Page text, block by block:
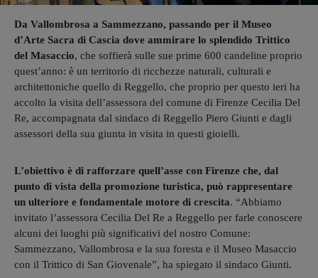
Da Vallombrosa a Sammezzano, passando per il Museo
d’Arte Sacra di Cascia dove ammirare lo splendido Trittico
del Masaccio, che soffierà sulle sue prime 600 candeline proprio
quest’anno: è un territorio di ricchezze naturali, culturali e
architettoniche quello di Reggello, che proprio per questo ieri ha
accolto la visita dell’assessora del comune di Firenze Cecilia Del
Re, accompagnata dal sindaco di Reggello Piero Giunti e dagli
assessori della sua giunta in visita in questi gioielli.
L’obiettivo è di rafforzare quell’asse con Firenze che, dal
punto di vista della promozione turistica, può rappresentare
un ulteriore e fondamentale motore di crescita. “Abbiamo
invitato l’assessora Cecilia Del Re a Reggello per farle conoscere
alcuni dei luoghi più significativi del nostro Comune:
Sammezzano, Vallombrosa e la sua foresta e il Museo Masaccio
con il Trittico di San Giovenale”, ha spiegato il sindaco Giunti.